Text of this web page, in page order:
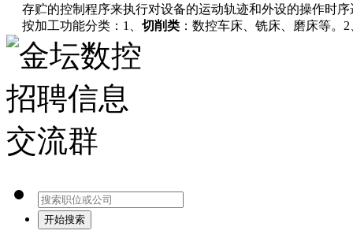
存贮的控制程序来执行对设备的运动轨迹和外设的操作时
按加工功能分类：1、 切削类 ：数控车床、铣床、磨床等。2
开始搜索